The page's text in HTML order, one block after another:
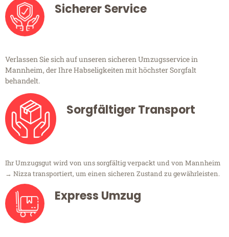
Sicherer Service
Verlassen Sie sich auf unseren sicheren Umzugsservice in
Mannheim, der Ihre Habseligkeiten mit höchster Sorgfalt
behandelt.
Sorgfältiger Transport
Ihr Umzugsgut wird von uns sorgfältig verpackt und von Mannheim
→ Nizza transportiert, um einen sicheren Zustand zu gewährleisten.
Express Umzug